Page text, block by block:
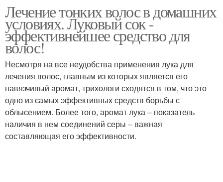
условиях
Лечение тонких волос в домашних
условиях. Луковый сок -
эффективнейшее средство для
волос!
Несмотря на все неудобства применения лука для
лечения волос, главным из которых является его
навязчивый аромат, трихологи сходятся в том, что это
одно из самых эффективных средств борьбы с
облысением. Более того, аромат лука – показатель
наличия в нем соединений серы – важная
составляющая его эффективности.